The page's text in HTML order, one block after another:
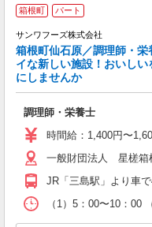
箱根町 パート
サンワフーズ株式会社
箱根町仙石原／調理師・栄
イな新しい施設！おいし
にしませんか
調理師・栄養士
時間給：1,400円〜
一般財団法人 星槎箱
JR「三島駅」より車
（1）5：00〜10：00